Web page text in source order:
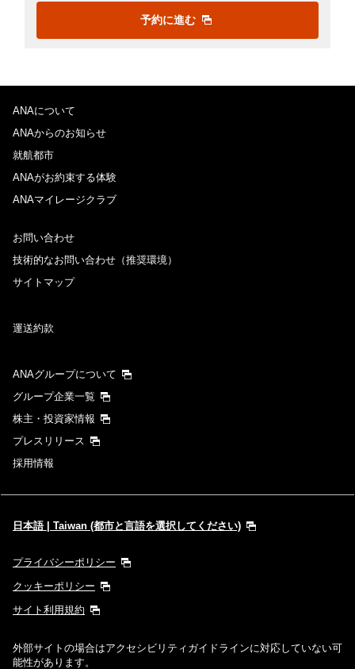
予約に進む
ANAについて
ANAからのお知らせ
就航都市
ANAがお約束する体験
ANAマイレージクラブ
お問い合わせ
技術的なお問い合わせ（推奨環境）
サイトマップ
運送約款
ANAグループについて
グループ企業一覧
株主・投資家情報
プレスリリース
採用情報
日本語 | Taiwan (都市と言語を選択してください)
プライバシーポリシー
クッキーポリシー
サイト利用規約
外部サイトの場合はアクセシビリティガイドラインに対応していない可
能性があります。